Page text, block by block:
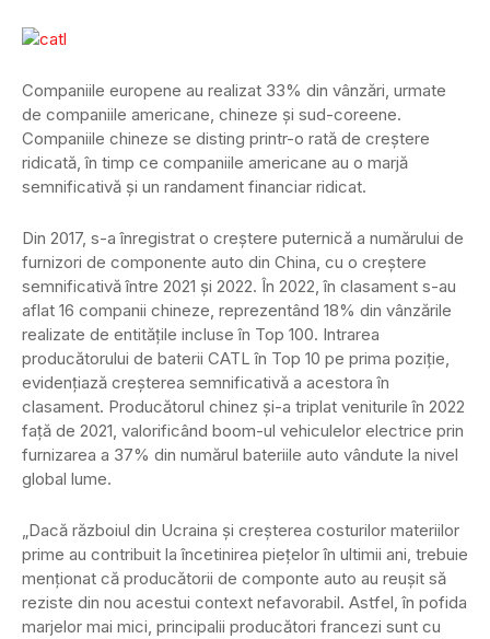
Companiile europene au realizat 33% din vânzări, urmate
de companiile americane, chineze și sud-coreene.
Companiile chineze se disting printr-o rată de creștere
ridicată, în timp ce companiile americane au o marjă
semnificativă și un randament financiar ridicat.
Din 2017, s-a înregistrat o creștere puternică a numărului de
furnizori de componente auto din China, cu o creștere
semnificativă între 2021 și 2022. În 2022, în clasament s-au
aflat 16 companii chineze, reprezentând 18% din vânzările
realizate de entitățile incluse în Top 100. Intrarea
producătorului de baterii CATL în Top 10 pe prima poziție,
evidențiază creșterea semnificativă a acestora în
clasament. Producătorul chinez și-a triplat veniturile în 2022
față de 2021, valorificând boom-ul vehiculelor electrice prin
furnizarea a 37% din numărul bateriile auto vândute la nivel
global lume.
„Dacă războiul din Ucraina și creșterea costurilor materiilor
prime au contribuit la încetinirea piețelor în ultimii ani, trebuie
menționat că producătorii de componte auto au reușit să
reziste din nou acestui context nefavorabil. Astfel, în pofida
marjelor mai mici, principalii producători francezi sunt cu